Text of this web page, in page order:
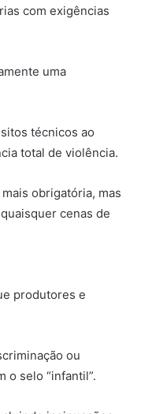
com exigências
uma
técnicos ao
total de violência.
obrigatória, mas
cenas de
produtores e
ou
o selo “infantil”.